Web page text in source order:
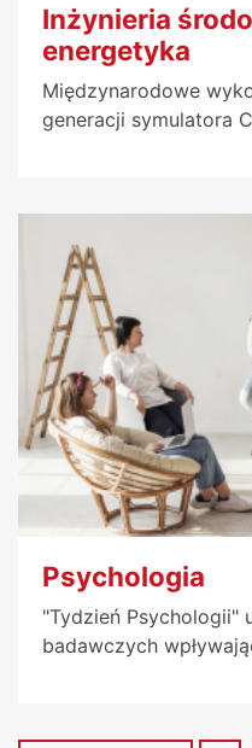
Inżynieria
energetyka
Międzynarodowe
generacji symulatora
Psychologia
"Tydzień Psychologii"
badawczych